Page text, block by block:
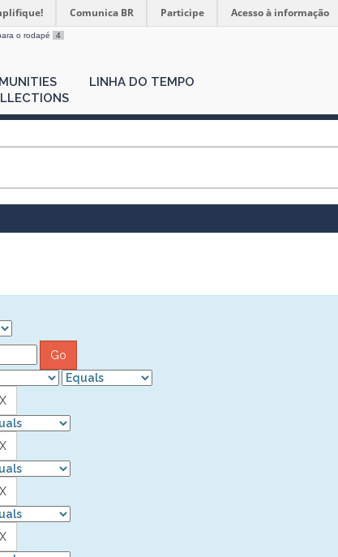
Comunica BR Participe Acesso à informação
o rodapé 4
LINHA DO TEMPO